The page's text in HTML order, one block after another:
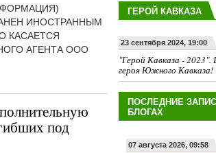
ИНОСТРАННЫМ
КАСАЕТСЯ
АГЕНТА ООО
под
ГЕРОЙ КАВКАЗА
23 сентября 2024, 19:00
"Герой Кавказа - 2023".
героя Южного Кавказа!
ПОСЛЕДНИЕ
БЛОГАХ
07 августа 2026, 09:58